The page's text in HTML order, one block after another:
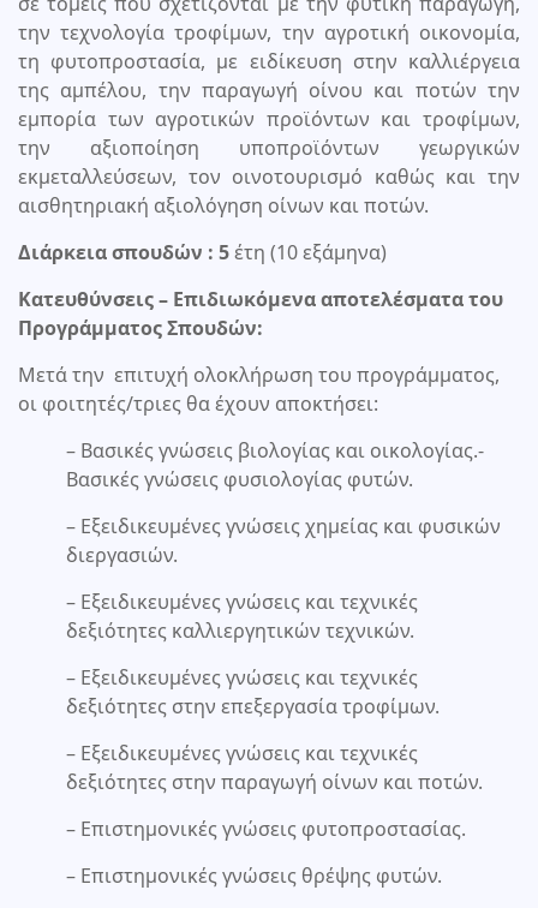
την τεχνολογία τροφίμων, την αγροτική οικονομία,
τη φυτοπροστασία, με ειδίκευση στην καλλιέργεια
της αμπέλου, την παραγωγή οίνου και ποτών την
εμπορία των αγροτικών προϊόντων και τροφίμων,
την αξιοποίηση υποπροϊόντων γεωργικών
εκμεταλλεύσεων, τον οινοτουρισμό καθώς και την
αισθητηριακή αξιολόγηση οίνων και ποτών.
Διάρκεια σπουδών : 5έτη (10 εξάμηνα)
Κατευθύνσεις – Επιδιωκόμενα αποτελέσματα του
Προγράμματος Σπουδών:
Μετά την επιτυχή ολοκλήρωση του προγράμματος,
οι φοιτητές/τριες θα έχουν αποκτήσει:
– Βασικές γνώσεις βιολογίας και οικολογίας.-
Βασικές γνώσεις φυσιολογίας φυτών.
– Εξειδικευμένες γνώσεις χημείας και φυσικών
διεργασιών.
– Εξειδικευμένες γνώσεις και τεχνικές
δεξιότητες καλλιεργητικών τεχνικών.
– Εξειδικευμένες γνώσεις και τεχνικές
δεξιότητες στην επεξεργασία τροφίμων.
– Εξειδικευμένες γνώσεις και τεχνικές
δεξιότητες στην παραγωγή οίνων και ποτών.
– Επιστημονικές γνώσεις φυτοπροστασίας.
– Επιστημονικές γνώσεις θρέψης φυτών.